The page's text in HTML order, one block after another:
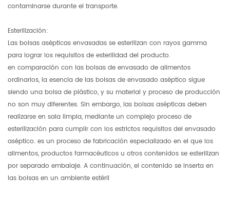
contaminarse durante el transporte.
Esterilización:
Las bolsas asépticas envasadas se esterilizan con rayos gamma
para lograr los requisitos de esterilidad del producto.
en comparación con las bolsas de envasado de alimentos
ordinarios, la esencia de las bolsas de envasado aséptico sigue
siendo una bolsa de plástico, y su material y proceso de producción
no son muy diferentes. Sin embargo, las bolsas asépticas deben
realizarse en sala limpia, mediante un complejo proceso de
esterilización para cumplir con los estrictos requisitos del envasado
aséptico. es un proceso de fabricación especializado en el que los
alimentos, productos farmacéuticos u otros contenidos se esterilizan
por separado embalaje. A continuación, el contenido se inserta en
las bolsas en un ambiente estéril